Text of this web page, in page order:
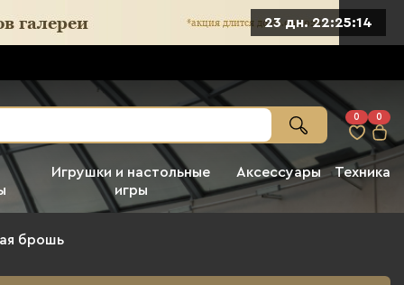
23 дн. 22:25:12
0 0
Игрушки и настольные
игры
Аксессуары Техника
брошь